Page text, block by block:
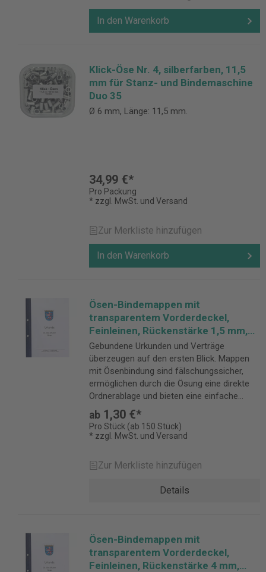
In den Warenkorb
Klick-Öse Nr. 4, silberfarben, 11,5
mm für Stanz- und Bindemaschine
Duo 35
Ø 6 mm, Länge: 11,5 mm.
34,99 €*
Pro Packung
* zzgl. MwSt. und Versand
Zur Merkliste hinzufügen
In den Warenkorb
Ösen-Bindemappen mit
transparentem Vorderdeckel,
Feinleinen, Rückenstärke 1,5 mm,
tiefblau
Gebundene Urkunden und Verträge
überzeugen auf den ersten Blick. Mappen
mit Ösenbindung sind fälschungssicher,
ermöglichen durch die Ösung eine direkte
Ordnerablage und bieten eine einfache
Handhabung. Rückenstärke 1,5 mm,
tiefblau.
ab 1,30 €*
Pro Stück (ab 150 Stück)
* zzgl. MwSt. und Versand
Zur Merkliste hinzufügen
Details
Ösen-Bindemappen mit
transparentem Vorderdeckel,
Feinleinen, Rückenstärke 4 mm,